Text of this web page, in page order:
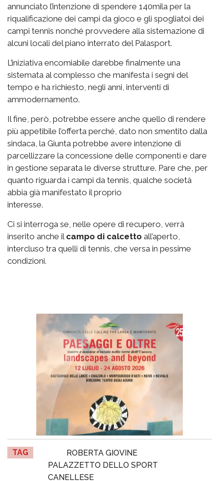
annunciato l’intenzione di spendere 140mila per la
riqualificazione dei campi da gioco e gli spogliatoi dei
campi tennis nonché provvedere alla sistemazione di
alcuni locali del piano interrato del Palasport.
L’iniziativa encomiabile darebbe finalmente una
sistemata al complesso che manifesta i segni del
tempo e ha richiesto, negli anni, interventi di
ammodernamento.
Il fine, però, potrebbe essere anche quello di rendere
più appetibile l’offerta perché, dato non smentito dalla
sindaca, la Giunta potrebbe avere intenzione di
parcellizzare la concessione delle componenti e dare
in gestione separata le diverse strutture. Pare che, per
quanto riguarda i campi da tennis, qualche società
abbia già manifestato il proprio
interesse.
Ci si interroga se, nelle opere di recupero, verrà
inserito anche il campo di calcetto all’aperto,
intercluso tra quelli di tennis, che versa in pessime
condizioni.
TAG
ROBERTA GIOVINE
PALAZZETTO DELLO SPORT
CANELLESE